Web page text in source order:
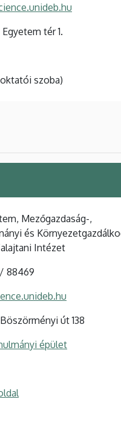
tér 1.
szoba)
Mezőgazdaság-,
és
Intézet
88469
út 138
épület